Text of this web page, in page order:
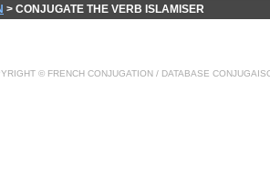
> CONJUGATE THE VERB ISLAMISER
© FRENCH CONJUGATION / DATABASE